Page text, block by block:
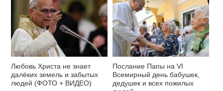
Любовь Христа не знает
далёких земель и забытых
людей (ФОТО + ВИДЕО)
Послание Папы на VI
Всемирный день бабушек,
дедушек и всех пожилых